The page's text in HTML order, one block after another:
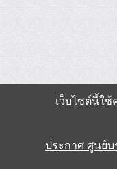
เว็บไซต์นี้ใ
ประกาศ ศูนย์